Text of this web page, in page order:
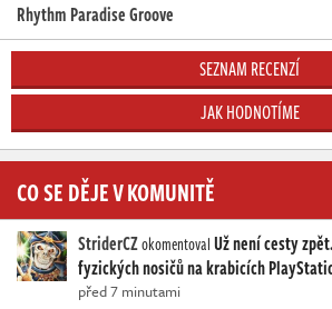
Rhythm Paradise Groove
SEZNAM RECENZÍ
JAK HODNOTÍME
CO SE DĚJE V KOMUNITĚ
StriderCZokomentovalUž není cesty
fyzických nosičů na krabicích
před 7 minutami